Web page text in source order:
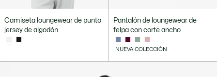
Camiseta loungewear de punto
jersey de algodón
Pantalón de loungewear de
felpa con corte ancho
NUEVA COLECCIÓN